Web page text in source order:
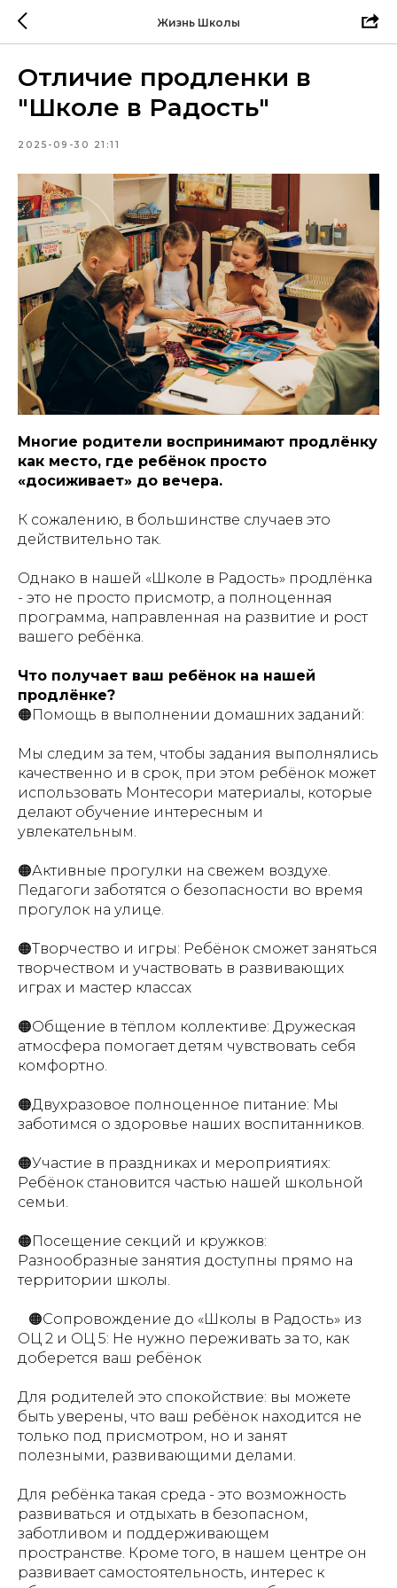
Жизнь Школы
Отличие продленки в
"Школе в Радость"
2025-09-30 21:11
Многие родители воспринимают продлёнку
как место, где ребёнок просто
«досиживает» до вечера.
К сожалению, в большинстве случаев это
действительно так.
Однако в нашей «Школе в Радость» продлёнка
- это не просто присмотр, а полноценная
программа, направленная на развитие и рост
вашего ребёнка.
Что получает ваш ребёнок на нашей
продлёнке?
🟠Помощь в выполнении домашних заданий:
Мы следим за тем, чтобы задания выполнялись
качественно и в срок, при этом ребёнок может
использовать Монтесори материалы, которые
делают обучение интересным и
увлекательным.
🟠Активные прогулки на свежем воздухе.
Педагоги заботятся о безопасности во время
прогулок на улице.
🟠Творчество и игры: Ребёнок сможет заняться
творчеством и участвовать в развивающих
играх и мастер классах
🟠Общение в тёплом коллективе: Дружеская
атмосфера помогает детям чувствовать себя
комфортно.
🟠Двухразовое полноценное питание: Мы
заботимся о здоровье наших воспитанников.
🟠Участие в праздниках и мероприятиях:
Ребёнок становится частью нашей школьной
семьи.
🟠Посещение секций и кружков:
Разнообразные занятия доступны прямо на
территории школы.
⠀🟠Сопровождение до «Школы в Радость» из
ОЦ 2 и ОЦ 5: Не нужно переживать за то, как
доберется ваш ребёнок
Для родителей это спокойствие: вы можете
быть уверены, что ваш ребёнок находится не
только под присмотром, но и занят
полезными, развивающими делами.
Для ребёнка такая среда - это возможность
развиваться и отдыхать в безопасном,
заботливом и поддерживающем
пространстве. Кроме того, в нашем центре он
развивает самостоятельность, интерес к